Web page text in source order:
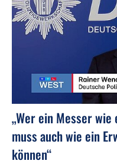
„Wer ein Messer
muss auch wie ein
können“